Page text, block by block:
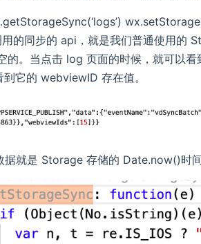
的同步的 api，就是我们普通使用的
的。当点击 log 页面的时候，就可以
它的 webviewID 存在值。
据就是 Storage 存储的 Date.now()